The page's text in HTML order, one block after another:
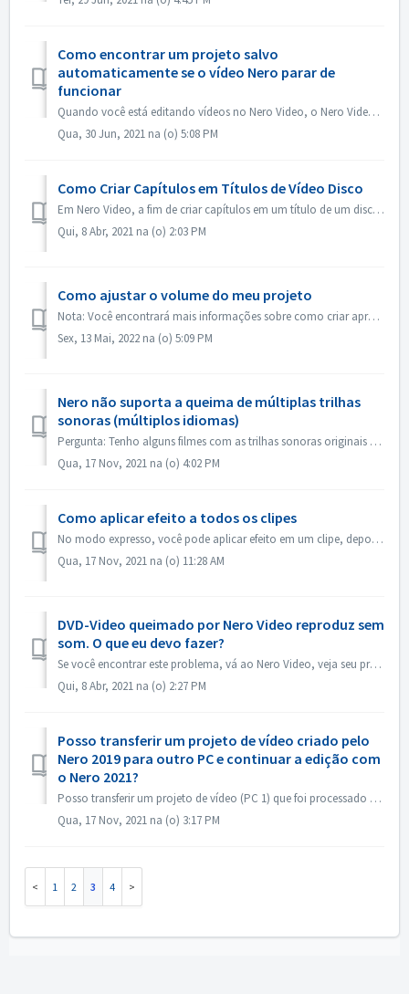
Como encontrar um projeto salvo
automaticamente se o vídeo Nero parar de
funcionar
Quando você está editando vídeos no Nero Video, o Nero Video salva automaticamente seu projeto em segundo plano. Se o Nero Video parar de trabalhar antes d...
Qua, 30 Jun, 2021 na (o) 5:08 PM
Como Criar Capítulos em Títulos de Vídeo Disco
Em Nero Video, a fim de criar capítulos em um título de um disco, 1. Na tela Conteúdo, selecione o título. 2. Sob a visualização do título, mova o marcador...
Qui, 8 Abr, 2021 na (o) 2:03 PM
Como ajustar o volume do meu projeto
Nota: Você encontrará mais informações sobre como criar apresentações de slides com música no link a seguir: Como criar apresentações de slides com música ...
Sex, 13 Mai, 2022 na (o) 5:09 PM
Nero não suporta a queima de múltiplas trilhas
sonoras (múltiplos idiomas)
Pergunta: Tenho alguns filmes com as trilhas sonoras originais em 2 idiomas incluídas (alemão e English） Mas eu não consigo colocar a segunda faixa de áudio...
Qua, 17 Nov, 2021 na (o) 4:02 PM
Como aplicar efeito a todos os clipes
No modo expresso, você pode aplicar efeito em um clipe, depois abrir o "Controle de Efeito Expresso", habilitar "Aplicar a todos os clipes ou...
Qua, 17 Nov, 2021 na (o) 11:28 AM
DVD-Video queimado por Nero Video reproduz sem
som. O que eu devo fazer?
Se você encontrar este problema, vá ao Nero Video, veja seu projeto fonte. Certifique-se antes de queimar, o som está bom. Se não houver som ao pré-visualiz...
Qui, 8 Abr, 2021 na (o) 2:27 PM
Posso transferir um projeto de vídeo criado pelo
Nero 2019 para outro PC e continuar a edição com
o Nero 2021?
Posso transferir um projeto de vídeo (PC 1) que foi processado com o Nero 2019 para outro PC (PC 2) e continuar a edição com o Nero 2021? Sim, você pode cop...
Qua, 17 Nov, 2021 na (o) 3:17 PM
1 2 3 4